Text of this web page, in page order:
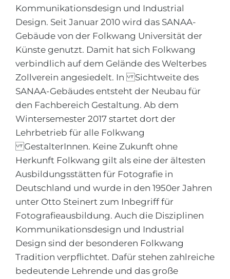
100%
Наши студенты успешно поступают
КОНСУЛЬТАЦИЯ!
Азербайджан
Армения
Беларусь
Другая страна
ЗАПИСАТЬСЯ НА КОНСУЛЬТАЦИЮ
Kommunikationsdesign und Industrial
Design. Seit Januar 2010 wird das SANAA-
Gebäude von der Folkwang Universität der
Künste genutzt. Damit hat sich Folkwang
verbindlich auf dem Gelände des Welterbes
Zollverein angesiedelt. In Sichtweite des
SANAA-Gebäudes entsteht der Neubau für
den Fachbereich Gestaltung. Ab dem
Wintersemester 2017 startet dort der
Lehrbetrieb für alle Folkwang
GestalterInnen. Keine Zukunft ohne
Herkunft Folkwang gilt als eine der ältesten
Ausbildungsstätten für Fotografie in
Deutschland und wurde in den 1950er Jahren
unter Otto Steinert zum Inbegriff für
Fotografieausbildung. Auch die Disziplinen
Kommunikationsdesign und Industrial
Design sind der besonderen Folkwang
Tradition verpflichtet. Dafür stehen zahlreiche
bedeutende Lehrende und das große